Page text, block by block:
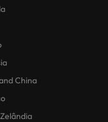
China